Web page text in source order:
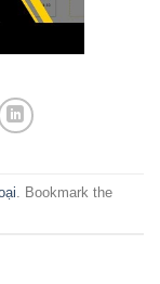
. Bookmark the